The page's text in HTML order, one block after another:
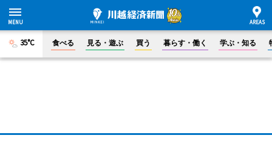
35°C 食べる 見る・遊ぶ 買う 暮らす・働く 学ぶ・知る